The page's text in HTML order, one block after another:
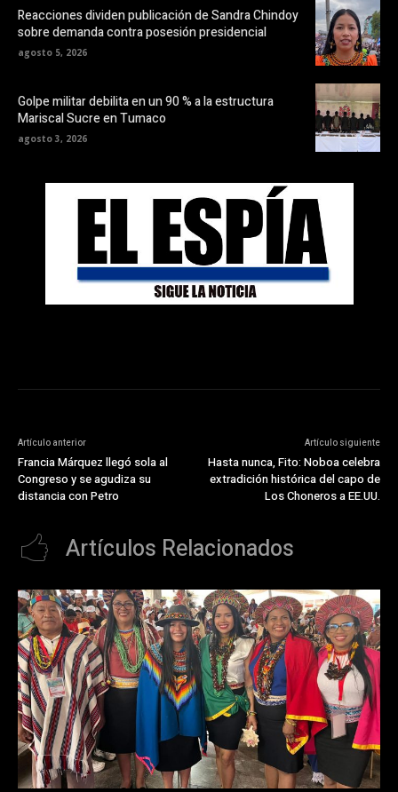
Reacciones dividen publicación de Sandra Chindoy
sobre demanda contra posesión presidencial
agosto 5, 2026
Golpe militar debilita en un 90 % a la estructura
Mariscal Sucre en Tumaco
agosto 3, 2026
Artículo anterior
Francia Márquez llegó sola al
Congreso y se agudiza su
distancia con Petro
Artículo siguiente
Hasta nunca, Fito: Noboa celebra
extradición histórica del capo de
Los Choneros a EE.UU.
Artículos Relacionados